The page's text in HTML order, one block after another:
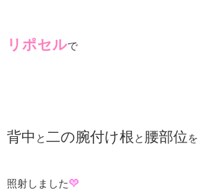
リポセルで
背中 と 二の腕付け根 と 腰部位 を
照射しました